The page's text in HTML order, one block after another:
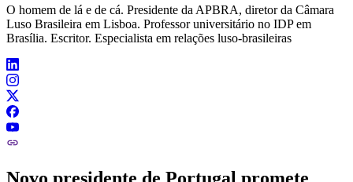
O homem de lá e de cá. Presidente da APBRA, diretor da Câmara
Luso Brasileira em Lisboa. Professor universitário no IDP em
Brasília. Escritor. Especialista em relações luso-brasileiras